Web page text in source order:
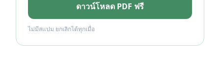
ดาวน์โหลด PDF ฟรี
ไม่มีสแปม ยกเลิกได้ทุกเมื่อ